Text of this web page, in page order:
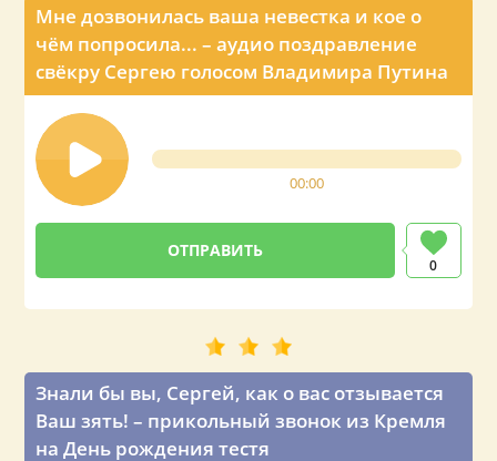
Мне дозвонилась ваша невестка и кое о
чём попросила... – аудио поздравление
свёкру Сергею голосом Владимира Путина
00:00
0
Знали бы вы, Сергей, как о вас отзывается
Ваш зять! – прикольный звонок из Кремля
на День рождения тестя